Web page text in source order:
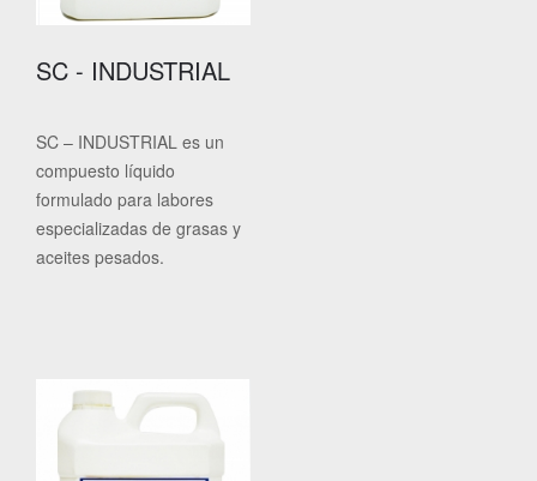
SC - INDUSTRIAL
SC – INDUSTRIAL es un
compuesto líquido
formulado para labores
especializadas de grasas y
aceites pesados.